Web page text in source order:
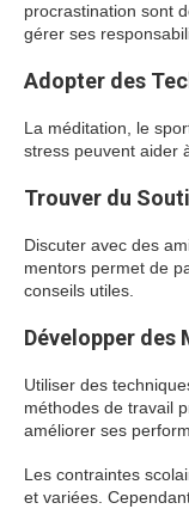
procrastination sont
gérer ses
Adopter des
La méditation, le
stress peuvent aider
Trouver du
Discuter avec des
mentors permet de
conseils utiles.
Développer des
Utiliser des
méthodes de travail
améliorer ses
Les contraintes
et variées.